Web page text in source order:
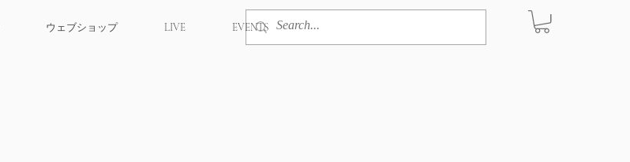
ウェブショップ LIVE EVENTS